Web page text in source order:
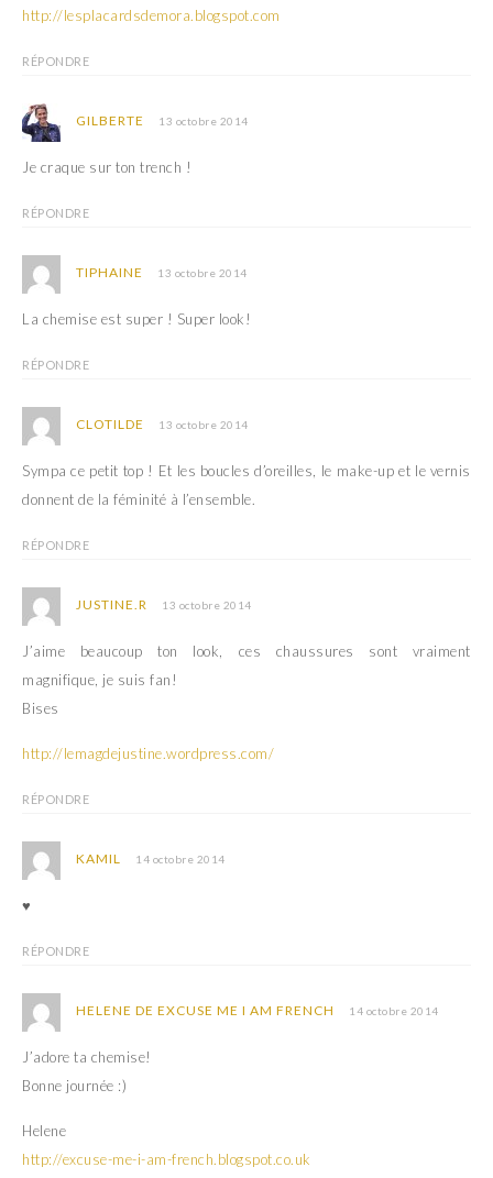
e
n
t
)
f
)
http://lesplacardsdemora.blogspot.com
RÉPONDRE
GILBERTE 13 octobre 2014
Je craque sur ton trench !
RÉPONDRE
TIPHAINE 13 octobre 2014
La chemise est super ! Super look!
RÉPONDRE
CLOTILDE 13 octobre 2014
Sympa ce petit top ! Et les boucles d’oreilles, le make-up et le vernis
donnent de la féminité à l’ensemble.
RÉPONDRE
JUSTINE.R 13 octobre 2014
J’aime beaucoup ton look, ces chaussures sont vraiment
magnifique, je suis fan!
Bises
http://lemagdejustine.wordpress.com/
RÉPONDRE
KAMIL 14 octobre 2014
♥
RÉPONDRE
HELENE DE EXCUSE ME I AM FRENCH 14 octobre 2014
J’adore ta chemise!
Bonne journée :)
Helene
http://excuse-me-i-am-french.blogspot.co.uk